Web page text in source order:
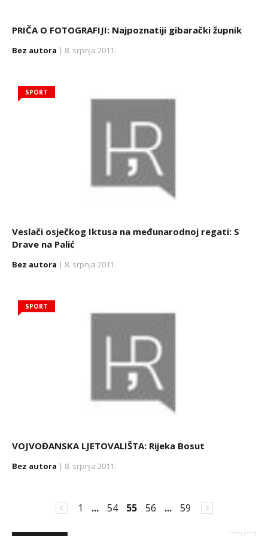
PRIČA O FOTOGRAFIJI: Najpoznatiji gibarački župnik
Bez autora | 8. srpnja 2011.
SPORT
Veslači osječkog Iktusa na međunarodnoj regati: S
Drave na Palić
Bez autora | 8. srpnja 2011.
SPORT
VOJVOĐANSKA LJETOVALIŠTA: Rijeka Bosut
Bez autora | 8. srpnja 2011.
1 ... 54 55 56 ... 59